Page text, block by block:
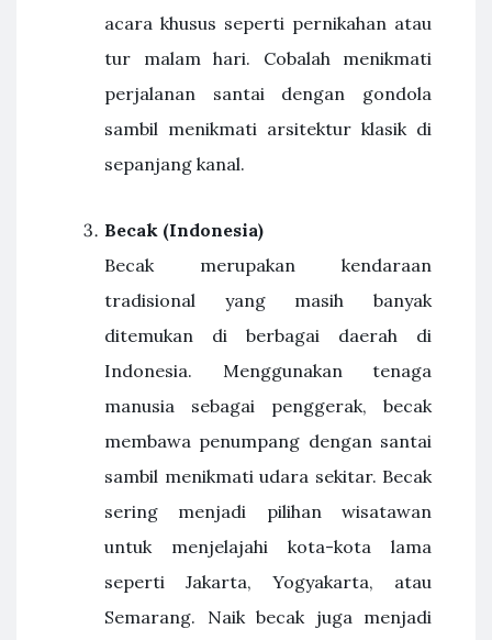
acara khusus seperti pernikahan atau
tur malam hari. Cobalah menikmati
perjalanan santai dengan gondola
sambil menikmati arsitektur klasik di
sepanjang kanal.
Becak (Indonesia)
Becak merupakan kendaraan
tradisional yang masih banyak
ditemukan di berbagai daerah di
Indonesia. Menggunakan tenaga
manusia sebagai penggerak, becak
membawa penumpang dengan santai
sambil menikmati udara sekitar. Becak
sering menjadi pilihan wisatawan
untuk menjelajahi kota-kota lama
seperti Jakarta, Yogyakarta, atau
Semarang. Naik becak juga menjadi